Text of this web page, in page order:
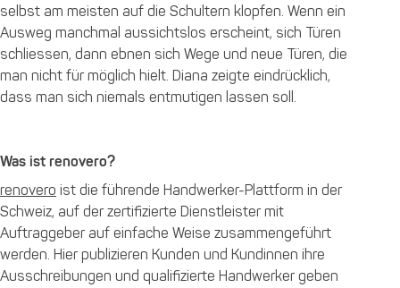
selbst am meisten auf die Schultern klopfen. Wenn ein
Ausweg manchmal aussichtslos erscheint, sich Türen
schliessen, dann ebnen sich Wege und neue Türen, die
man nicht für möglich hielt. Diana zeigte eindrücklich,
dass man sich niemals entmutigen lassen soll.
Was ist renovero?
renovero ist die führende Handwerker-Plattform in der
Schweiz, auf der zertifizierte Dienstleister mit
Auftraggeber auf einfache Weise zusammengeführt
werden. Hier publizieren Kunden und Kundinnen ihre
Ausschreibungen und qualifizierte Handwerker geben